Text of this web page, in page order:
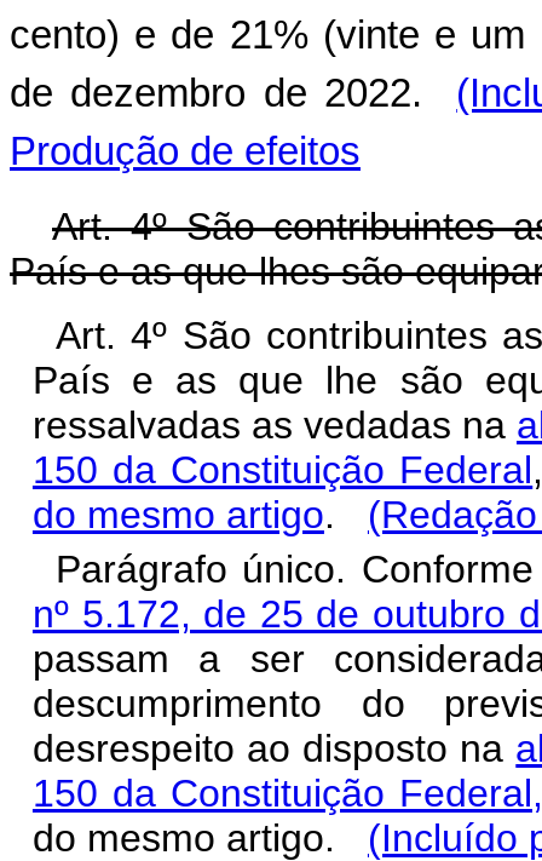
cento) e de 21% (vinte e
de dezembro de 2022.
Produção de efeitos
Art. 4º São contribuintes
País e as que lhes são
Art. 4º São contribuintes
País e as que lhe são
ressalvadas as vedadas na
150 da Constituição Federal
do mesmo artigo.
Parágrafo único.
nº 5.172, de 25 de outubro
passam a ser
descumprimento do
desrespeito ao disposto na
150 da Constituição
do mesmo artigo. (Incluído